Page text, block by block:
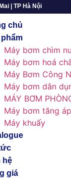
| TP Hà Nội
chủ
Máy bơm chìm
Máy bơm hoá
Máy Bơm Công
Máy bơm dân
MÁY BƠM
Máy bơm tăng áp
Máy khuấy
hệ
giá